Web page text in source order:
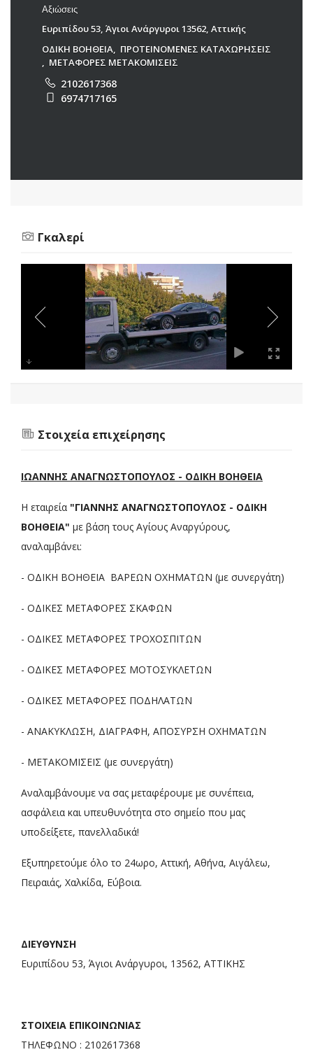
Αξιώσεις
Ευριπίδου 53, Άγιοι Ανάργυροι 13562, Αττικής
ΟΔΙΚΗ ΒΟΗΘΕΙΑ, ΠΡΟΤΕΙΝΟΜΕΝΕΣ ΚΑΤΑΧΩΡΗΣΕΙΣ
, ΜΕΤΑΦΟΡΕΣ ΜΕΤΑΚΟΜΙΣΕΙΣ
2102617368
6974717165
Γκαλερί
Στοιχεία επιχείρησης
ΙΩΑΝΝΗΣ ΑΝΑΓΝΩΣΤΟΠΟΥΛΟΣ - ΟΔΙΚΗ ΒΟΗΘΕΙΑ
Η εταιρεία "ΓΙΑΝΝΗΣ ΑΝΑΓΝΩΣΤΟΠΟΥΛΟΣ - ΟΔΙΚΗ
ΒΟΗΘΕΙΑ" με βάση τους Αγίους Αναργύρους,
αναλαμβάνει:
- ΟΔΙΚΗ ΒΟΗΘΕΙΑ ΒΑΡΕΩΝ ΟΧΗΜΑΤΩΝ (με συνεργάτη)
- ΟΔΙΚΕΣ ΜΕΤΑΦΟΡΕΣ ΣΚΑΦΩΝ
- ΟΔΙΚΕΣ ΜΕΤΑΦΟΡΕΣ ΤΡΟΧΟΣΠΙΤΩΝ
- ΟΔΙΚΕΣ ΜΕΤΑΦΟΡΕΣ ΜΟΤΟΣΥΚΛΕΤΩΝ
- ΟΔΙΚΕΣ ΜΕΤΑΦΟΡΕΣ ΠΟΔΗΛΑΤΩΝ
- ΑΝΑΚΥΚΛΩΣΗ, ΔΙΑΓΡΑΦΗ, ΑΠΟΣΥΡΣΗ ΟΧΗΜΑΤΩΝ
- ΜΕΤΑΚΟΜΙΣΕΙΣ (με συνεργάτη)
Αναλαμβάνουμε να σας μεταφέρουμε με συνέπεια,
ασφάλεια και υπευθυνότητα στο σημείο που μας
υποδείξετε, πανελλαδικά!
Εξυπηρετούμε όλο το 24ωρο, Αττική, Αθήνα, Αιγάλεω,
Πειραιάς, Χαλκίδα, Εύβοια.
ΔΙΕΥΘΥΝΣΗ
Ευριπίδου 53, Άγιοι Ανάργυροι, 13562, ΑΤΤΙΚΗΣ
ΣΤΟΙΧΕΙΑ ΕΠΙΚΟΙΝΩΝΙΑΣ
ΤΗΛΕΦΩΝΟ : 2102617368